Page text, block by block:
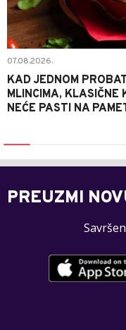
07.08.2026.
KAD JEDNOM
MLINCIMA, KLASIČNE
NEĆE PASTI NA
PREUZMI